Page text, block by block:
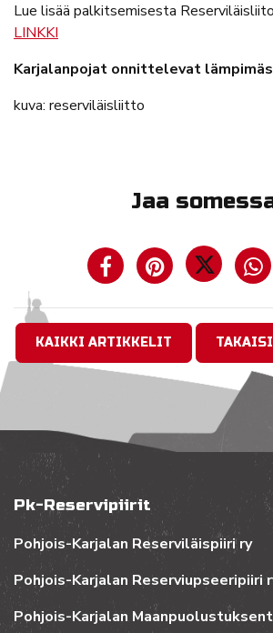
Lue lisää palkitsemisesta
LINKKI
Karjalanpojat onnittelevat
kuva: reserviläisliitto
Jaa
KAIKKI ARTIKKELIT
Pk-Reservipiirit
Pohjois-Karjalan Reserviläispiiri ry
Pohjois-Karjalan Reserviupseeripiiri
Pohjois-Karjalan